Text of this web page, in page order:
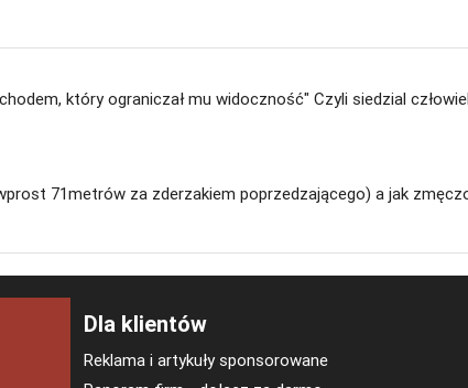
który ograniczał mu widoczność" Czyli siedzial
71metrów za zderzakiem poprzedzającego) a jak
Dla klientów
Reklama i artykuły sponsorowane